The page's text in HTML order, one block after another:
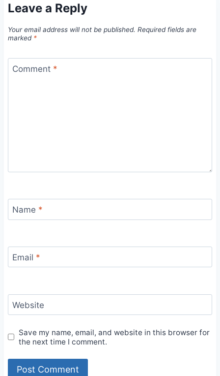
Leave a Reply
Your email address will not be published. Required fields are
marked *
Comment *
Name *
Email *
Website
Save my name, email, and website in this browser for
the next time I comment.